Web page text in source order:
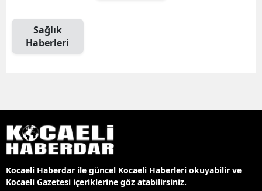
Sağlık
Haberleri
Kocaeli Haberdar ile güncel Kocaeli Haberleri okuyabilir ve
Kocaeli Gazetesi içeriklerine göz atabilirsiniz.